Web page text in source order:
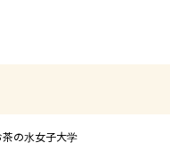
の水女子大学